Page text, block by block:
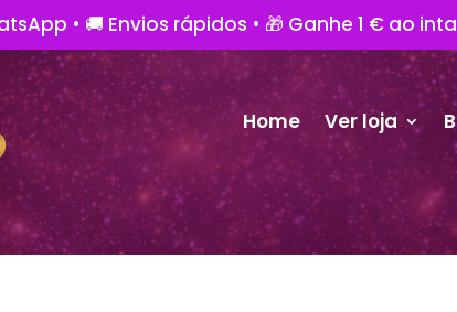
• 🚚 Envios rápidos • 🎁 Ganhe 1 € ao
Home Ver loja